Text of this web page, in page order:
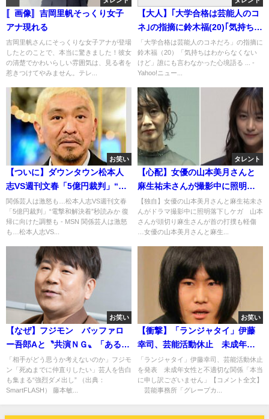
〚画像〛吉岡里帆そっくり女子
アナ現れる
吉岡里帆さんにそっくりな女子アナが登場
したとのことで、本当に驚きました！彼女
の清楚でかわいらしい雰囲気は、見る者を
惹きつけてやみません。テレ...
【大人】｢大学合格は芸能人のコ
ネ｣の指摘に鈴木福(20)｢気持ちは
わからなくないけど｣｢論文を書
くとか誰でもできるようなこと
をやるのではなく…｣
「大学合格は芸能人のコネだろ」の指摘に
鈴木福（20）「気持ちはわからなくない
けど」誰にも言わなかった心境語る ... -
Yahoo!ニュー...
お笑い
【ついに】ダウンタウン松本人
志VS週刊文春「5億円裁判」“電
撃和解決着”か 復帰に向けた調整
も…
関係芸人は激怒も…松本人志VS週刊文春
「5億円裁判」“電撃和解決着”秒読みか 復
帰に向けた調整も - MSN 関係芸人は激怒
も…松本人志VS...
タレント
【心配】女優の山本美月さんと
麻生祐未さんが撮影中に照明落
下しケガ・・・
【独自】女優の山本美月さんと麻生祐未さ
んがドラマ撮影中に照明落下しケガ 山本
さんが頭切り麻生さんが首の打撲も軽傷
…女優の山本美月さんと麻生...
お笑い
【なぜ】フジモン バッファロ
ー吾郎Aと〝共演ＮＧ〟「あるく
だりで…」
「相手がどう思うか考えないのか」フジモ
ン「死ぬまでに仲直りしたい」芸人を告白
も集まる“強烈ダメ出し” （出典：
SmartFLASH） 藤本敏...
お笑い
【衝撃】「ランジャタイ」伊藤
幸司、芸能活動休止 未成年女
性と不適切な関係・・・
「ランジャタイ」伊藤幸司、芸能活動休止
を発表 未成年女性と不適切な関係「本当
に申し訳ございません」【コメント全文】
芸能事務所「グレープカ...